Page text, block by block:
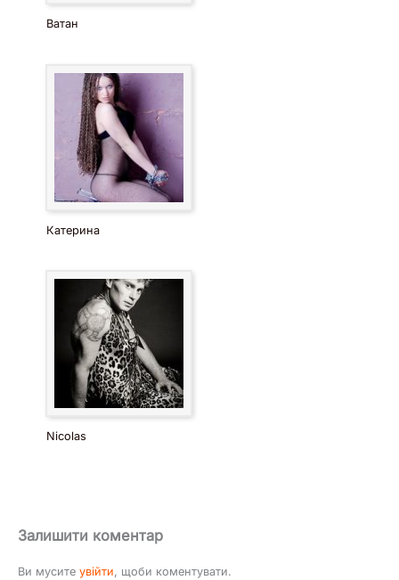
Ватан
Катерина
Nicolas
Залишити коментар
Ви мусите увійти, щоби коментувати.